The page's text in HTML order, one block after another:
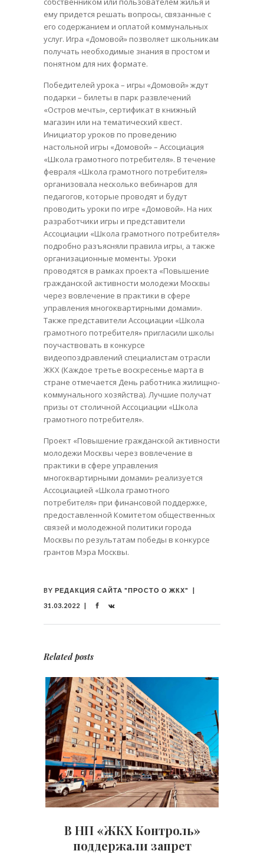
ему придется решать вопросы, связанные с
его содержанием и оплатой коммунальных
услуг. Игра «Домовой» позволяет школьникам
получать необходимые знания в простом и
понятном для них формате.
Победителей урока – игры «Домовой» ждут
подарки – билеты в парк развлечений
«Остров мечты», сертификат в книжный
магазин или на тематический квест.
Инициатор уроков по проведению
настольной игры «Домовой» – Ассоциация
«Школа грамотного потребителя». В течение
февраля «Школа грамотного потребителя»
организовала несколько вебинаров для
педагогов, которые проводят и будут
проводить уроки по игре «Домовой». На них
разработчики игры и представители
Ассоциации «Школа грамотного потребителя»
подробно разъясняли правила игры, а также
организационные моменты. Уроки
проводятся в рамках проекта «Повышение
гражданской активности молодежи Москвы
через вовлечение в практики в сфере
управления многоквартирными домами».
Также представители Ассоциации «Школа
грамотного потребителя» пригласили школы
поучаствовать в конкурсе
видеопоздравлений специалистам отрасли
ЖКХ (Каждое третье воскресенье марта в
стране отмечается День работника жилищно-
коммунального хозяйства). Лучшие получат
призы от столичной Ассоциации «Школа
грамотного потребителя».
Проект «Повышение гражданской активности
молодежи Москвы через вовлечение в
практики в сфере управления
многоквартирными домами» реализуется
Ассоциацией «Школа грамотного
потребителя» при финансовой поддержке,
предоставленной Комитетом общественных
связей и молодежной политики города
Москвы по результатам победы в конкурсе
грантов Мэра Москвы.
BY РЕДАКЦИЯ САЙТА "ПРОСТО О ЖКХ"
31.03.2022
Related posts
В НП «ЖКХ Контроль»
поддержали запрет